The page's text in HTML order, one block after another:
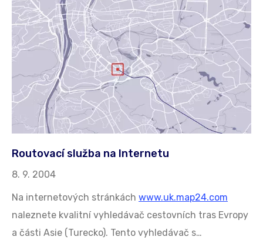
Routovací služba na Internetu
8. 9. 2004
Na internetových stránkách www.uk.map24.com
naleznete kvalitní vyhledávač cestovních tras Evropy
a části Asie (Turecko). Tento vyhledávač s…